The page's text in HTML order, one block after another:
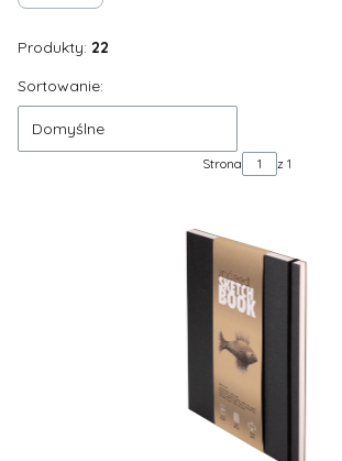
Produkty: 22
Lista produktów
Sortowanie:
Domyślne
Strona z 1